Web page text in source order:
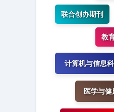
联合创办期刊
教
计算机与信息
医学与